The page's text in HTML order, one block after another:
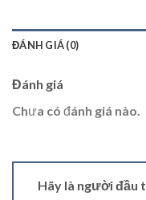
ĐÁNH GIÁ (0)
Đánh giá
Chưa có đánh giá nào.
Hãy là người đầu